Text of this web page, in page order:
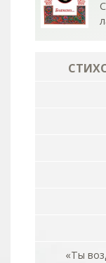
«Ты